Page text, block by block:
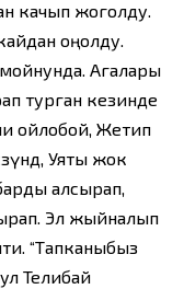
качып жоголду.
оңолду.
Агалары
турган кезинде
ойлобой, Жетип
Уяты жок
алсырап,
Эл жыйналып
“Тапканыбыз
Телибай